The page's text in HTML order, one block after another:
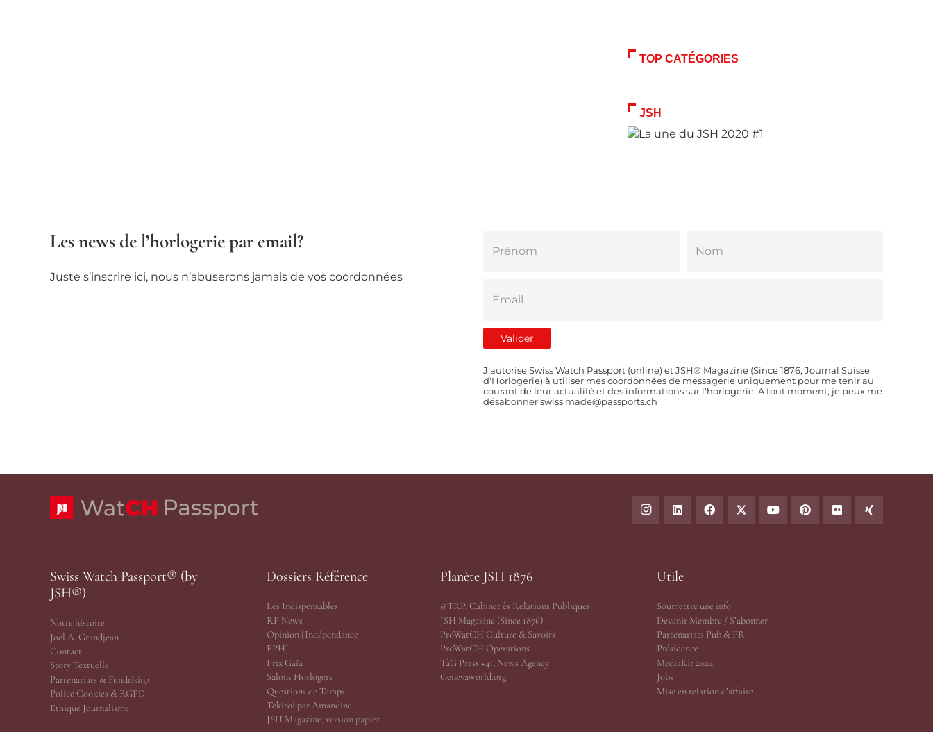
TOP CATÉGORIES
JSH
Les news de l’horlogerie par email?
Juste s’inscrire ici, nous n’abuserons jamais de vos coordonnées
J'autorise Swiss Watch Passport (online) et JSH® Magazine (Since 1876, Journal Suisse
d'Horlogerie) à utiliser mes coordonnées de messagerie uniquement pour me tenir au
courant de leur actualité et des informations sur l'horlogerie. A tout moment, je peux me
désabonner swiss.made@passports.ch
Swiss Watch Passport® (by
JSH®)
Notre histoire
Joël A. Grandjean
Contact
Story Textuelle
Partenariats & Fundrising
Police Cookies & RGPD
Ethique Journalisme
Dossiers Référence
Les Indispensables
RP News
Opinion | Indépendance
EPHJ
Prix Gaïa
Salons Horlogers
Questions de Temps
Tekitoi par Amandine
JSH Magazine, version papier
Planète JSH 1876
@TRP, Cabinet ès Relations Publiques
JSH Magazine (Since 1876)
ProWatCH Culture & Savoirs
ProWatCH Opérations
TàG Press +41, News Agency
Genevaworld.org
Utile
Soumettre une info
Devenir Membre / S’abonner
Partenariats Pub & PR
Présidence
MediaKit 2024
Jobs
Mise en relation d’affaire